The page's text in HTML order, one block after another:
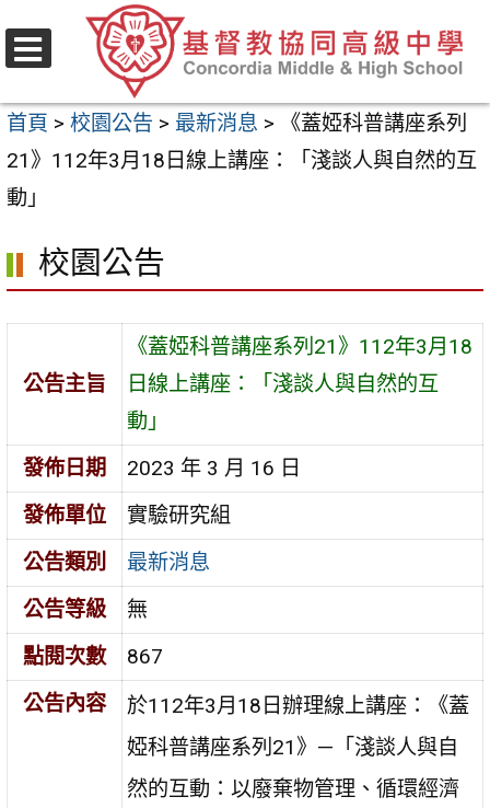
至
要
內
容
首頁 > 校園公告 > 最新消息 >
《蓋婭科普講座系列
21》112年3月18日線上講座：「淺談人與自然的互
動」
校園公告
公告主旨
《蓋婭科普講座系列21》112年3月18
日線上講座：「淺談人與自然的互
動」
發佈日期
2023 年 3 月 16 日
發佈單位
實驗研究組
公告類別
最新消息
公告等級
無
點閱次數
867
公告內容
於112年3月18日辦理線上講座：《蓋
婭科普講座系列21》—「淺談人與自
然的互動：以廢棄物管理、循環經濟
選
單